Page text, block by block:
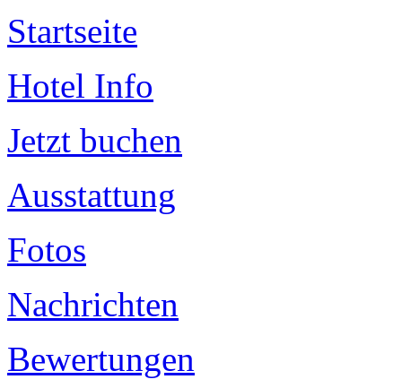
Startseite
Hotel Info
Jetzt buchen
Ausstattung
Fotos
Nachrichten
Bewertungen